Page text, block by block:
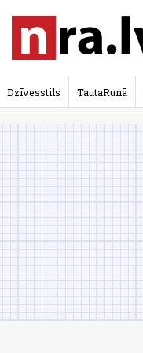
Dzīvesstils TautaRunā